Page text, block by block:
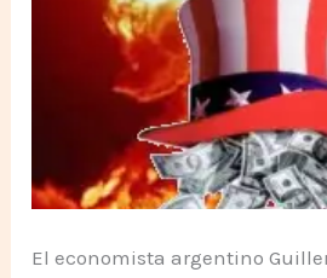
El economista argentino